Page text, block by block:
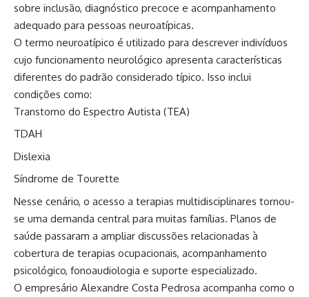
sobre inclusão, diagnóstico precoce e acompanhamento
adequado para pessoas neuroatípicas.
O termo neuroatípico é utilizado para descrever indivíduos
cujo funcionamento neurológico apresenta características
diferentes do padrão considerado típico. Isso inclui
condições como:
Transtorno do Espectro Autista (TEA)
TDAH
Dislexia
Síndrome de Tourette
Nesse cenário, o acesso a terapias multidisciplinares tornou-
se uma demanda central para muitas famílias. Planos de
saúde passaram a ampliar discussões relacionadas à
cobertura de terapias ocupacionais, acompanhamento
psicológico, fonoaudiologia e suporte especializado.
O empresário Alexandre Costa Pedrosa acompanha como o